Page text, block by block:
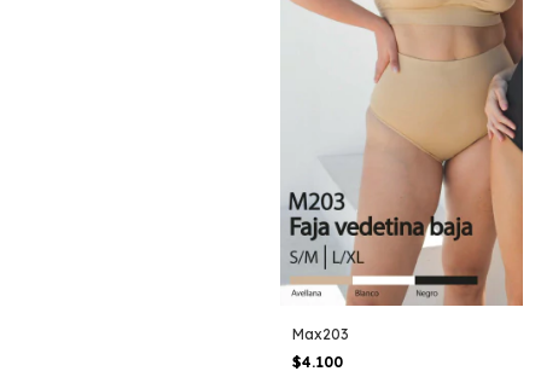
Max203
$4.100